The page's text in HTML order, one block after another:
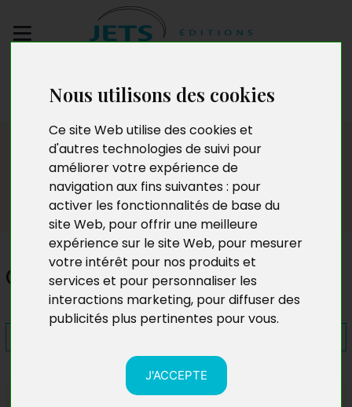
Nous utilisons des cookies
Ce site Web utilise des cookies et
d'autres technologies de suivi pour
améliorer votre expérience de
navigation aux fins suivantes : pour
activer les fonctionnalités de base du
site Web, pour offrir une meilleure
expérience sur le site Web, pour mesurer
votre intérêt pour nos produits et
services et pour personnaliser les
interactions marketing, pour diffuser des
publicités plus pertinentes pour vous.
J'ACCEPTE
manuscrit
Presse
Gardons le moral